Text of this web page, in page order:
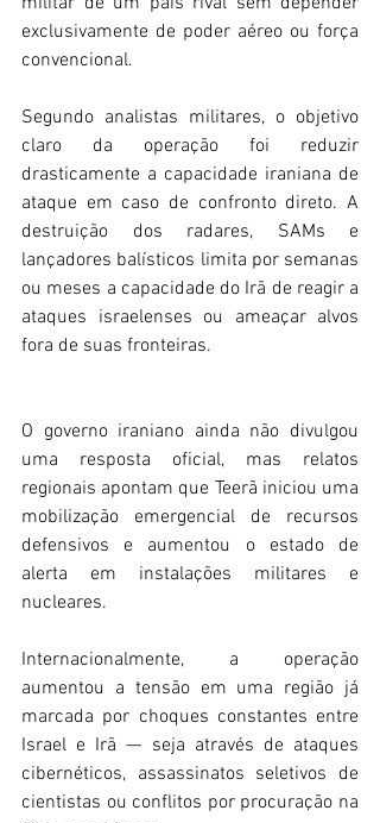
exclusivamente de poder aéreo ou força
convencional.
Segundo analistas militares, o objetivo
claro da operação foi reduzir
drasticamente a capacidade iraniana de
ataque em caso de confronto direto. A
destruição dos radares, SAMs e
lançadores balísticos limita por semanas
ou meses a capacidade do Irã de reagir a
ataques israelenses ou ameaçar alvos
fora de suas fronteiras.
O governo iraniano ainda não divulgou
uma resposta oficial, mas relatos
regionais apontam que Teerã iniciou uma
mobilização emergencial de recursos
defensivos e aumentou o estado de
alerta em instalações militares e
nucleares.
Internacionalmente, a operação
aumentou a tensão em uma região já
marcada por choques constantes entre
Israel e Irã — seja através de ataques
cibernéticos, assassinatos seletivos de
cientistas ou conflitos por procuração na